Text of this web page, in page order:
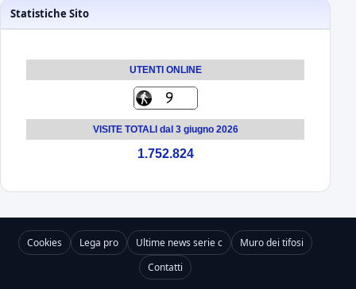
Statistiche Sito
UTENTI ONLINE
VISITE TOTALI dal 3 giugno 2026
1.752.824
Cookies Lega pro Ultime news serie c
Muro dei tifosi
Contatti